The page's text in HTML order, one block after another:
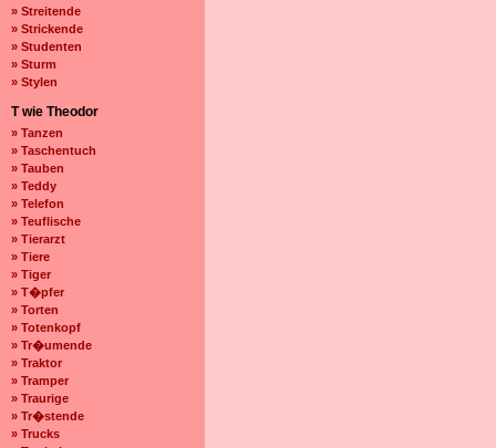
» Streitende
» Strickende
» Studenten
» Sturm
» Stylen
T wie Theodor
» Tanzen
» Taschentuch
» Tauben
» Teddy
» Telefon
» Teuflische
» Tierarzt
» Tiere
» Tiger
» T�pfer
» Torten
» Totenkopf
» Tr�umende
» Traktor
» Tramper
» Traurige
» Tr�stende
» Trucks